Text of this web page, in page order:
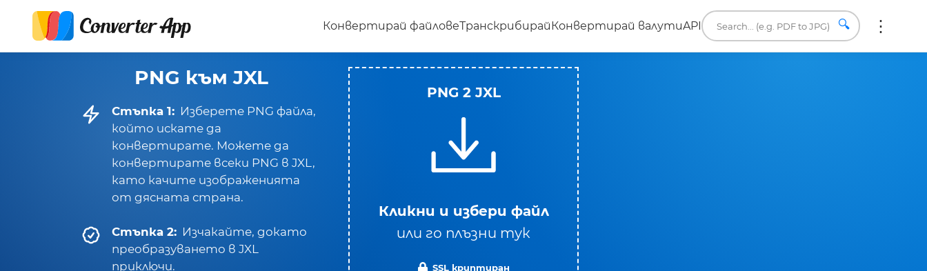
Конвертирай файловеТранскрибирай Конвертирай валутиAPI 🔍
PNG към JXL
Стъпка 1: Изберете PNG файла,
който искате да
конвертирате. Можете да
конвертирате всеки PNG в JXL,
като качите изображенията
от дясната страна.
Стъпка 2: Изчакайте, докато
преобразуването в JXL
приключи.
PNG 2 JXL
Кликни и избери файл
или го плъзни тук
SSL криптиран